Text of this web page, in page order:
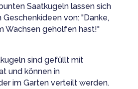
Saatkugeln lassen sich
Geschenkideen von: "Danke,
Wachsen geholfen hast!"
sind gefüllt mit
und können in
im Garten verteilt werden.